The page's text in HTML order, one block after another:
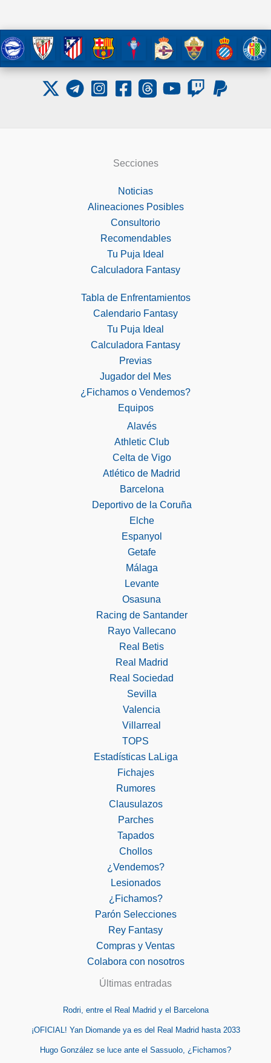
Secciones
Noticias
Alineaciones Posibles
Consultorio
Recomendables
Tu Puja Ideal
Calculadora Fantasy
Tabla de Enfrentamientos
Calendario Fantasy
Tu Puja Ideal
Calculadora Fantasy
Previas
Jugador del Mes
¿Fichamos o Vendemos?
Equipos
Alavés
Athletic Club
Celta de Vigo
Atlético de Madrid
Barcelona
Deportivo de la Coruña
Elche
Espanyol
Getafe
Málaga
Levante
Osasuna
Racing de Santander
Rayo Vallecano
Real Betis
Real Madrid
Real Sociedad
Sevilla
Valencia
Villarreal
TOPS
Estadísticas LaLiga
Fichajes
Rumores
Clausulazos
Parches
Tapados
Chollos
¿Vendemos?
Lesionados
¿Fichamos?
Parón Selecciones
Rey Fantasy
Compras y Ventas
Colabora con nosotros
Últimas entradas
Rodri, entre el Real Madrid y el Barcelona
¡OFICIAL! Yan Diomande ya es del Real Madrid hasta 2033
Hugo González se luce ante el Sassuolo, ¿Fichamos?